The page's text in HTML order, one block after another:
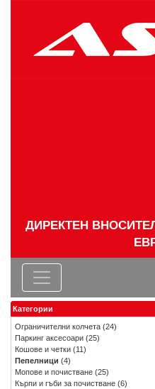
ДИРЕКТЕН
Категории
Ограничителни колчета (24)
Паркинг аксесоари (25)
Кошове и четки (11)
Пепелници (4)
Мопове и почистване (25)
Кърпи и гъби за почистване (6)